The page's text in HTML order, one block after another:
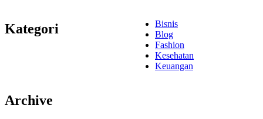
Kategori
Bisnis
Blog
Fashion
Kesehatan
Keuangan
Archive